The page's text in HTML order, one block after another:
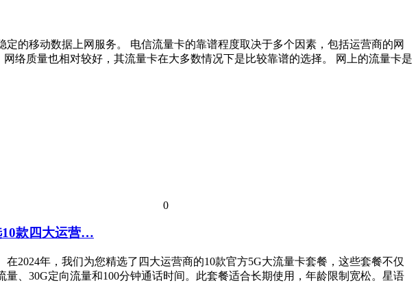
的移动数据上网服务。 电信流量卡的靠谱程度取决于多个因素，包括运营商的网
络质量也相对较好，其流量卡在大多数情况下是比较靠谱的选择。 网上的流量卡是
0
10款四大运营…
2024年，我们为您精选了四大运营商的10款官方5G大流量卡套餐，这些套餐不仅
、30G定向流量和100分钟通话时间。此套餐适合长期使用，年龄限制宽松。星语